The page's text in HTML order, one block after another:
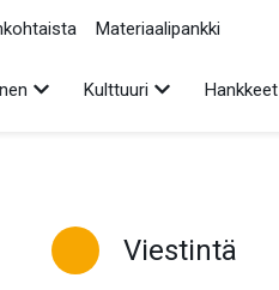
Materiaalipankki
Avaa alavalikko
Kulttuuri Avaa alavalikko
Hankkeet
Viestintä